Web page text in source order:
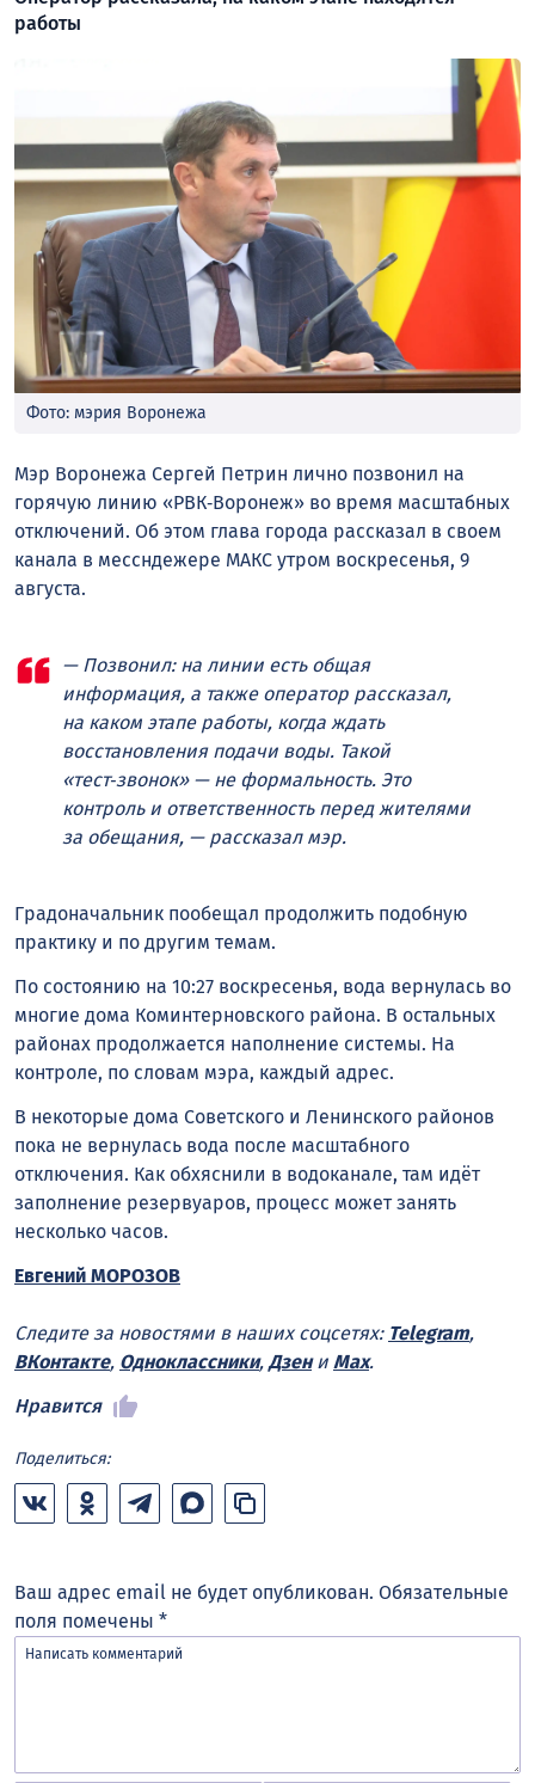
работы
Фото: мэрия Воронежа
Мэр Воронежа Сергей Петрин лично позвонил на
горячую линию «РВК‑Воронеж» во время масштабных
отключений. Об этом глава города рассказал в своем
канала в мессндежере МАКС утром воскресенья, 9
августа.
— Позвонил: на линии есть общая
информация, а также оператор рассказал,
на каком этапе работы, когда ждать
восстановления подачи воды. Такой
«тест‑звонок» — не формальность. Это
контроль и ответственность перед жителями
за обещания, — рассказал мэр.
Градоначальник пообещал продолжить подобную
практику и по другим темам.
По состоянию на 10:27 воскресенья, вода вернулась во
многие дома Коминтерновского района. В остальных
районах продолжается наполнение системы. На
контроле, по словам мэра, каждый адрес.
В некоторые дома Советского и Ленинского районов
пока не вернулась вода после масштабного
отключения. Как обхяснили в водоканале, там идёт
заполнение резервуаров, процесс может занять
несколько часов.
Евгений МОРОЗОВ
Следите за новостями в наших соцсетях: Telegram,
ВКонтакте, Одноклассники, Дзени Max.
Нравится
Поделиться:
Ваш адрес email не будет опубликован. Обязательные
поля помечены *